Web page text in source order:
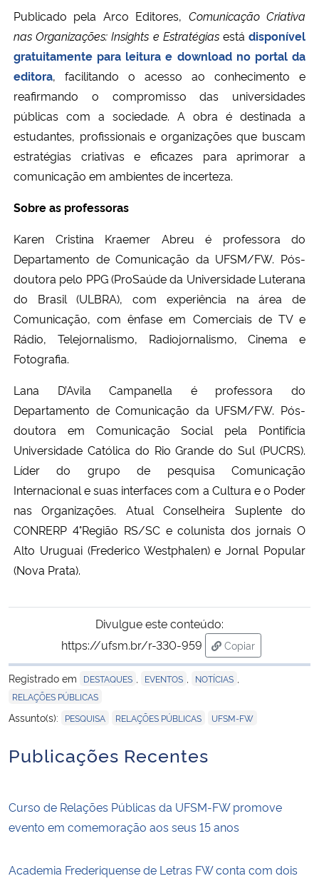
Publicado pela Arco Editores, Comunicação Criativa
nas Organizações: Insights e Estratégiasestádisponível
gratuitamente para leitura e download no portal da
editora, facilitando o acesso ao conhecimento e
reafirmando o compromisso das universidades
públicas com a sociedade. A obra é destinada a
estudantes, profissionais e organizações que buscam
estratégias criativas e eficazes para aprimorar a
comunicação em ambientes de incerteza.
Sobre as professoras
Karen Cristina Kraemer Abreu é professora do
Departamento de Comunicação da UFSM/FW. Pós-
doutora pelo PPG (ProSaúde da Universidade Luterana
do Brasil (ULBRA), com experiência na área de
Comunicação, com ênfase em Comerciais de TV e
Rádio, Telejornalismo, Radiojornalismo, Cinema e
Fotografia.
Lana D’Avila Campanella é professora do
Departamento de Comunicação da UFSM/FW. Pós-
doutora em Comunicação Social pela Pontifícia
Universidade Católica do Rio Grande do Sul (PUCRS).
Líder do grupo de pesquisa Comunicação
Internacional e suas interfaces com a Cultura e o Poder
nas Organizações. Atual Conselheira Suplente do
CONRERP 4°Região RS/SC e colunista dos jornais O
Alto Uruguai (Frederico Westphalen) e Jornal Popular
(Nova Prata).
Divulgue este conteúdo:
https://ufsm.br/r-330-959
Copiar
para área de
Registrado em
DESTAQUES EVENTOS NOTÍCIAS
RELAÇÕES PÚBLICAS
Assunto(s): PESQUISA RELAÇÕES PÚBLICAS UFSM-FW
Publicações Recentes
Curso de Relações Públicas da UFSM-FW promove
evento em comemoração aos seus 15 anos
Academia Frederiquense de Letras FW conta com dois